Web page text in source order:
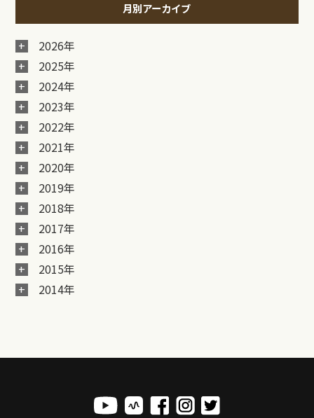
月別アーカイブ
2026年
2025年
2024年
2023年
2022年
2021年
2020年
2019年
2018年
2017年
2016年
2015年
2014年